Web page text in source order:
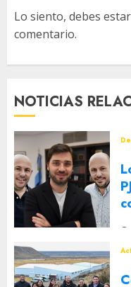
Lo siento, debes estar
comentario.
NOTICIAS